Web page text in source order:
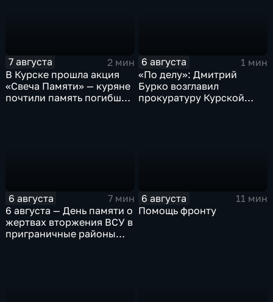
7 августа
2 мин
В Курске прошла акция
«Свеча Памяти» — куряне
почтили память погибших
6 августа
1 мин
«По делу»: Дмитрий
Бурко возглавил
прокуратуру Курской
6 августа
7 мин
6 августа — День памяти о
жертвах вторжения ВСУ в
приграничные районы
6 августа
11 мин
Помощь фронту